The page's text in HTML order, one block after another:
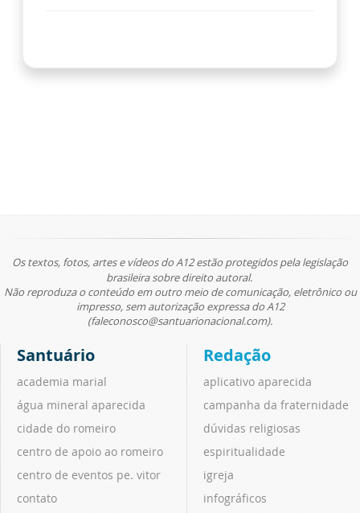
Os textos, fotos, artes e vídeos do A12 estão protegidos pela legislação
brasileira sobre direito autoral.
Não reproduza o conteúdo em outro meio de comunicação, eletrônico ou
impresso, sem autorização expressa do A12
(faleconosco@santuarionacional.com).
Santuário
academia marial
água mineral aparecida
cidade do romeiro
centro de apoio ao romeiro
centro de eventos pe. vitor
contato
Redação
aplicativo aparecida
campanha da fraternidade
dúvidas religiosas
espiritualidade
igreja
infográficos